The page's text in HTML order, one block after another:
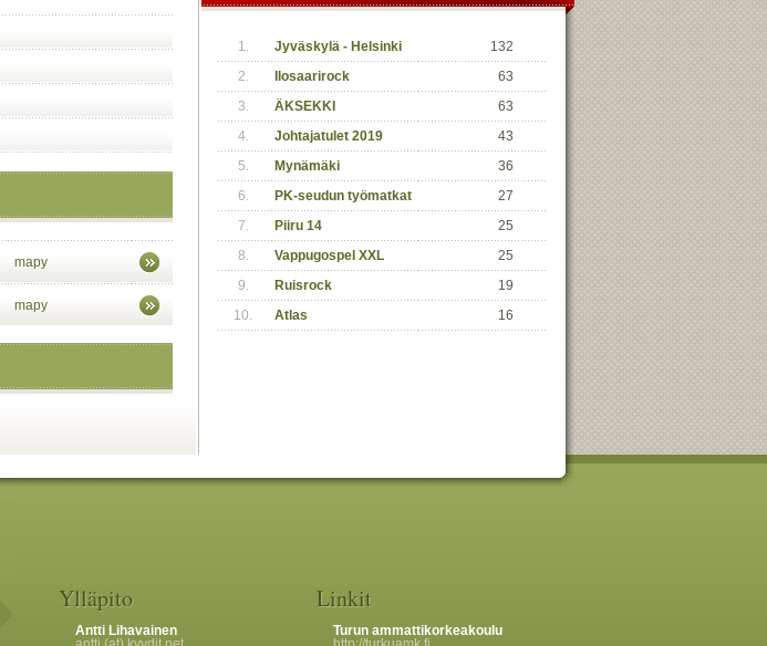
mapy
mapy
1. Jyväskylä - Helsinki
132
2.
Ilosaarirock
63
3.
ÄKSEKKI
63
4.
Johtajatulet 2019
43
5.
Mynämäki
36
6.
PK-seudun työmatkat
27
7.
Piiru 14
25
8.
Vappugospel XXL
25
9.
Ruisrock
19
10.
Atlas 16
Ylläpito
Antti Lihavainen
Linkit
Turun ammattikorkeakoulu